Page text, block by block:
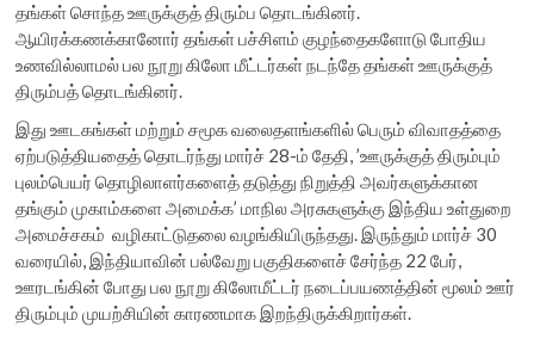
தங்கள் சொந்த ஊருக்குத் திரும்ப தொடங்கினர்.
ஆயிரக்கணக்கானோர் தங்கள் பச்சிளம் குழந்தைகளோடு போதிய
உணவில்லாமல் பல நூறு கிலோ மீட்டர்கள் நடந்தே தங்கள் ஊருக்குத்
திரும்பத் தொடங்கினர்.
இது ஊடகங்கள் மற்றும் சமூக வலைதளங்களில் பெரும் விவாதத்தை
ஏற்படுத்தியதைத் தொடர்ந்து மார்ச் 28-ம் தேதி, ’ஊருக்குத் திரும்பும்
புலம்பெயர் தொழிலாளர்களைத் தடுத்து நிறுத்தி அவர்களுக்கான
தங்கும் முகாம்களை அமைக்க’ மாநில அரசுகளுக்கு இந்திய உள்துறை
அமைச்சகம் வழிகாட்டுதலை வழங்கியிருந்தது. இருந்தும் மார்ச் 30
வரையில், இந்தியாவின் பல்வேறு பகுதிகளைச் சேர்ந்த 22 பேர்,
ஊரடங்கின் போது பல நூறு கிலோமீட்டர் நடைப்பயணத்தின் மூலம் ஊர்
திரும்பும் முயற்சியின் காரணமாக இறந்திருக்கிறார்கள்.